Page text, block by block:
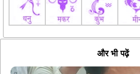
और भी पढ़ें